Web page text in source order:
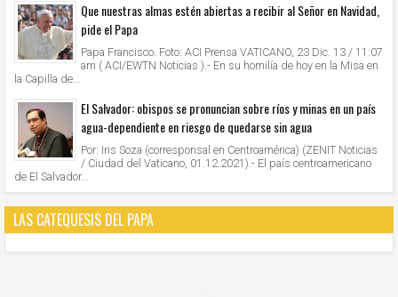
Que nuestras almas estén abiertas a recibir al Señor en Navidad,
pide el Papa
Papa Francisco. Foto: ACI Prensa VATICANO, 23 Dic. 13 / 11:07
am ( ACI/EWTN Noticias ).- En su homilía de hoy en la Misa en
la Capilla de...
El Salvador: obispos se pronuncian sobre ríos y minas en un país
agua-dependiente en riesgo de quedarse sin agua
Por: Iris Soza (corresponsal en Centroamérica) (ZENIT Noticias
/ Ciudad del Vaticano, 01.12.2021).- El país centroamericano
de El Salvador...
LAS CATEQUESIS DEL PAPA